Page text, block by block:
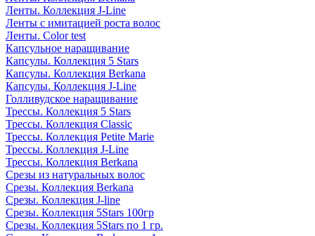
Ленты. Коллекция J-Line
Ленты с имитацией роста волос
Ленты. Color test
Капсульное наращивание
Капсулы. Коллекция 5 Stars
Капсулы. Коллекция Berkana
Капсулы. Коллекция J-Line
Голливудское наращивание
Трессы. Коллекция 5 Stars
Трессы. Коллекция Classic
Трессы. Коллекция Petite Marie
Трессы. Коллекция J-Line
Трессы. Коллекция Berkana
Срезы из натуральных волос
Срезы. Коллекция Berkana
Срезы. Коллекция J-line
Срезы. Коллекция 5Stars 100гр
Срезы. Коллекция 5Stars по 1 гр.